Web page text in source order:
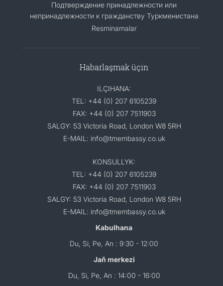
Подтверждение принадлежности или
непринадлежности к гражданству Туркменистана
Resminamalar
Habarlaşmak üçin
ILÇIHANA:
TEL: +44 (0) 207 6105239
FAX: +44 (0) 207 7511903
SALGY: 53 Victoria Road, London W8 5RH
E-MAIL: info@tmembassy.co.uk
KONSULLYK:
TEL: +44 (0) 207 6105239
FAX: +44 (0) 207 7511903
SALGY: 53 Victoria Road, London W8 5RH
E-MAIL: info@tmembassy.co.uk
Kabulhana
Du, Si, Pe, An : 9:30 - 12:00
Jaň merkezi
Du, Si, Pe, An : 14:00 - 16:00